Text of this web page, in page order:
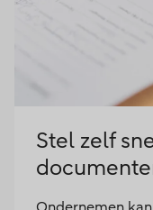
Stel zelf